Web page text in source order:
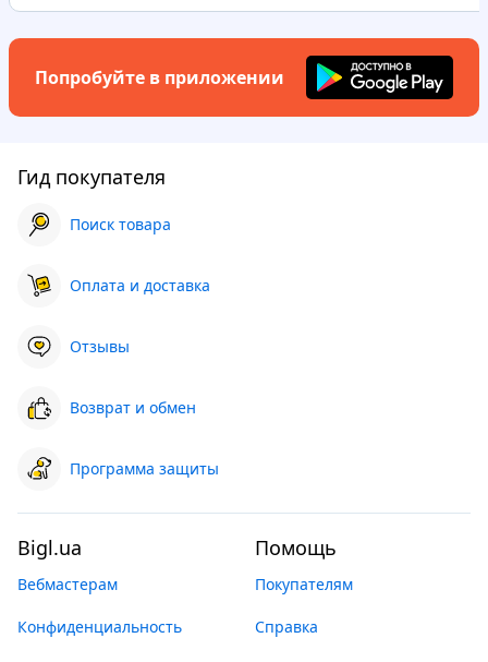
Попробуйте в приложении
Гид покупателя
Поиск товара
Оплата и доставка
Отзывы
Возврат и обмен
Программа защиты
Bigl.ua
Вебмастерам
Конфиденциальность
Помощь
Покупателям
Справка